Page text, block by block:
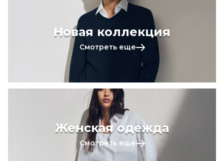
Новая коллекция
Смотреть еще
Женская одежда
Смотреть еще